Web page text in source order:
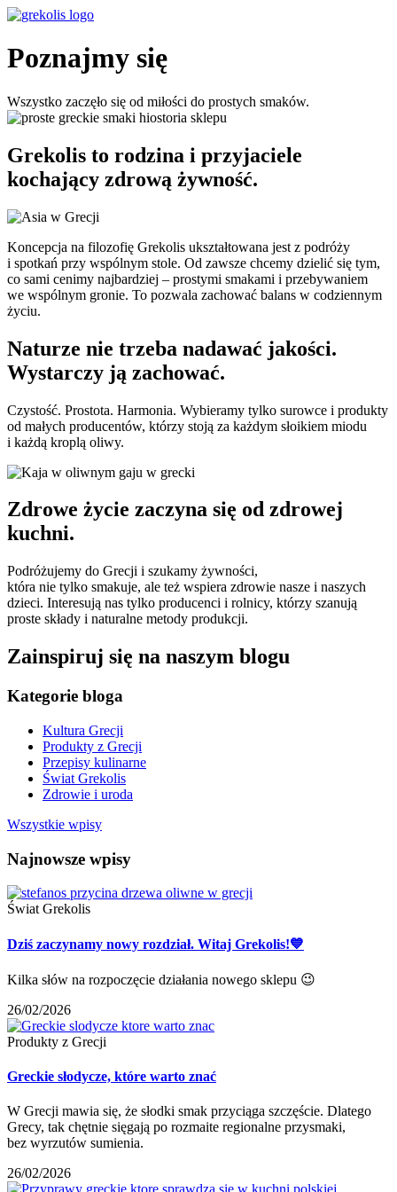
Poznajmy się
Wszystko zaczęło się od miłości do prostych smaków.
Grekolis to rodzina i przyjaciele
kochający zdrową żywność.
Koncepcja na filozofię Grekolis ukształtowana jest z podróży
i spotkań przy wspólnym stole. Od zawsze chcemy dzielić się tym,
co sami cenimy najbardziej – prostymi smakami i przebywaniem
we wspólnym gronie. To pozwala zachować balans w codziennym
życiu.
Naturze nie trzeba nadawać jakości.
Wystarczy ją zachować.
Czystość. Prostota. Harmonia. Wybieramy tylko surowce i produkty
od małych producentów, którzy stoją za każdym słoikiem miodu
i każdą kroplą oliwy.
Zdrowe życie zaczyna się od zdrowej
kuchni.
Podróżujemy do Grecji i szukamy żywności,
która nie tylko smakuje, ale też wspiera zdrowie nasze i naszych
dzieci. Interesują nas tylko producenci i rolnicy, którzy szanują
proste składy i naturalne metody produkcji.
Zainspiruj się na naszym blogu
Kategorie bloga
Kultura Grecji
Produkty z Grecji
Przepisy kulinarne
Świat Grekolis
Zdrowie i uroda
Wszystkie wpisy
Najnowsze wpisy
Świat Grekolis
Dziś zaczynamy nowy rozdział. Witaj Grekolis!💙
Kilka słów na rozpoczęcie działania nowego sklepu 😉
26/02/2026
Produkty z Grecji
Greckie słodycze, które warto znać
W Grecji mawia się, że słodki smak przyciąga szczęście. Dlatego
Grecy, tak chętnie sięgają po rozmaite regionalne przysmaki,
bez wyrzutów sumienia.
26/02/2026